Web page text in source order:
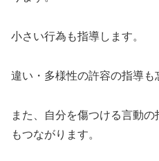
小さい行為も指導します。
違い・多様性の許容の指導も
また、自分を傷つける言動
もつながります。